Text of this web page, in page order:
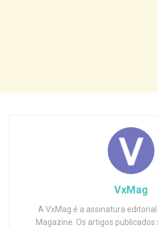
VxMag
A VxMag é a assinatura
Magazine. Os artigos